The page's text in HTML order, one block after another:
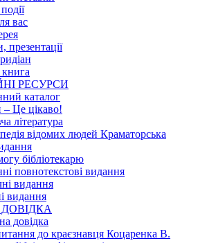
вас
презентації
книга
РЕСУРСИ
каталог
Це цiкаво!
література
відомих людей Краматорська
бібліотекарю
повнотекстові видання
видання
видання
ДОВIДКА
довiдка
до краєзнавця Коцаренка В.